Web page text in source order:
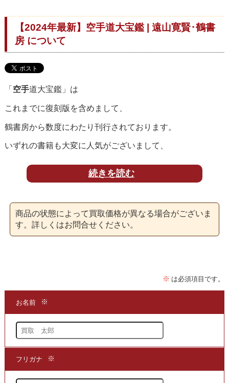
【2024年最新】空手道大宝鑑 | 遠山寛賢･鶴書
房 について
「 空手道大宝鑑」は
これまでに復刻版を含めまして、
鶴書房から数度にわたり刊行されております。
いずれの書籍も大変に人気がございまして、
専門店である当店にて買取をいたしております。
「空手道大宝鑑」を著わし遠山寛賢さんは、
沖縄県出身の空手家で修道舘の設立者であり、
またこちらの書籍の他にも
書籍を同じく鶴書房から刊行されております。
★当店は、「空手道大宝鑑」を
する専門店でございます。
買取の専門店までお問い合わせいただき、
続きを読む
商品の状態によって買取価格が異なる場合がございま
す。詳しくはお問合せください。